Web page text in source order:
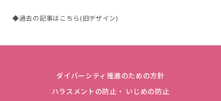
◆過去の記事はこちら(旧デザイン)
ダイバーシティ推進のための方針
ハラスメントの防止・ いじめの防止